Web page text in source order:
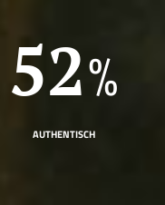
74%
AUTHENTISCH